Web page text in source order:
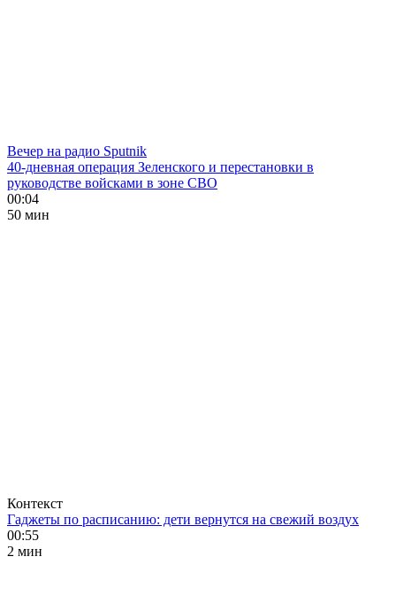
Вечер на радио Sputnik
40-дневная операция Зеленского и перестановки в
руководстве войсками в зоне СВО
00:04
50 мин
Контекст
Гаджеты по расписанию: дети вернутся на свежий воздух
00:55
2 мин